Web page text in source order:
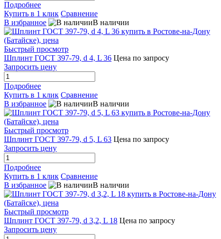
Подробнее
Купить в 1 клик Сравнение
В избранное
В наличии
Быстрый просмотр
Шплинт ГОСТ 397-79, d 4, L 36 Цена по запросу
Запросить цену
Подробнее
Купить в 1 клик Сравнение
В избранное
В наличии
Быстрый просмотр
Шплинт ГОСТ 397-79, d 5, L 63 Цена по запросу
Запросить цену
Подробнее
Купить в 1 клик Сравнение
В избранное
В наличии
Быстрый просмотр
Шплинт ГОСТ 397-79, d 3,2, L 18 Цена по запросу
Запросить цену